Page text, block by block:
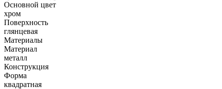
Основной цвет
хром
Поверхность
глянцевая
Материалы
Материал
металл
Конструкция
Форма
квадратная